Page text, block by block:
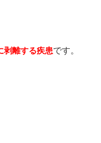
剥離する疾患です。